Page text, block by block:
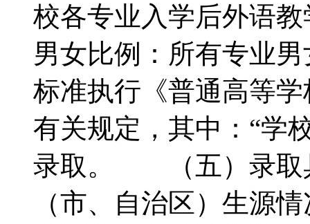
校各专业入学后外语
男女比例：所有专业
标准执行《普通高等
有关规定，其中：“学
录取。 （五）录取
（市、自治区）生源